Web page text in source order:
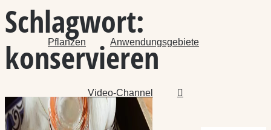
Pflanzen Anwendungsgebiete
Video-Channel
Schlagwort:
konservieren